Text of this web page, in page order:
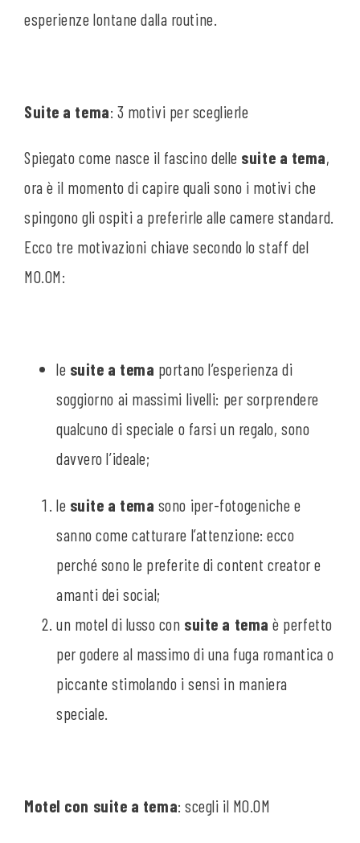
esperienze lontane dalla routine.
Suite a tema: 3 motivi per sceglierle
Spiegato come nasce il fascino delle suite a tema,
ora è il momento di capire quali sono i motivi che
spingono gli ospiti a preferirle alle camere standard.
Ecco tre motivazioni chiave secondo lo staff del
MO.OM:
le suite a tema portano l’esperienza di
soggiorno ai massimi livelli: per sorprendere
qualcuno di speciale o farsi un regalo, sono
davvero l’ideale;
le suite a tema sono iper-fotogeniche e
sanno come catturare l’attenzione: ecco
perché sono le preferite di content creator e
amanti dei social;
un motel di lusso con suite a tema è perfetto
per godere al massimo di una fuga romantica o
piccante stimolando i sensi in maniera
speciale.
Motel con suite a tema: scegli il MO.OM